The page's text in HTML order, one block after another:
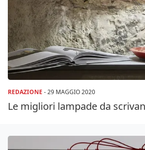
REDAZIONE -29 MAGGIO 2020
Le migliori lampade da